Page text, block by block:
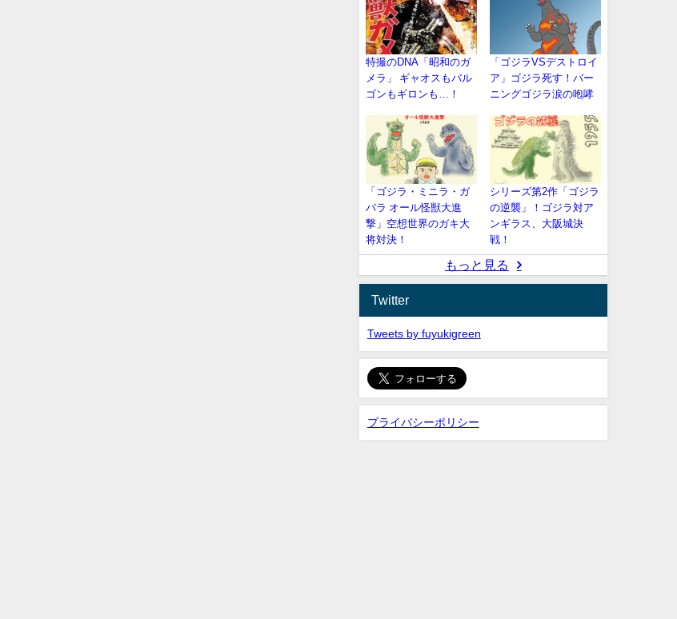
特撮のDNA「昭和のガ
メラ」 ギャオスもバル
ゴンもギロンも…！
「ゴジラVSデストロイ
ア」ゴジラ死す！バー
ニングゴジラ涙の咆哮
「ゴジラ・ミニラ・ガ
バラ オール怪獣大進
撃」空想世界のガキ大
将対決！
シリーズ第2作「ゴジラ
の逆襲」！ゴジラ対ア
ンギラス、大阪城決
戦！
もっと見る
Twitter
Tweets by fuyukigreen
プライバシーポリシー